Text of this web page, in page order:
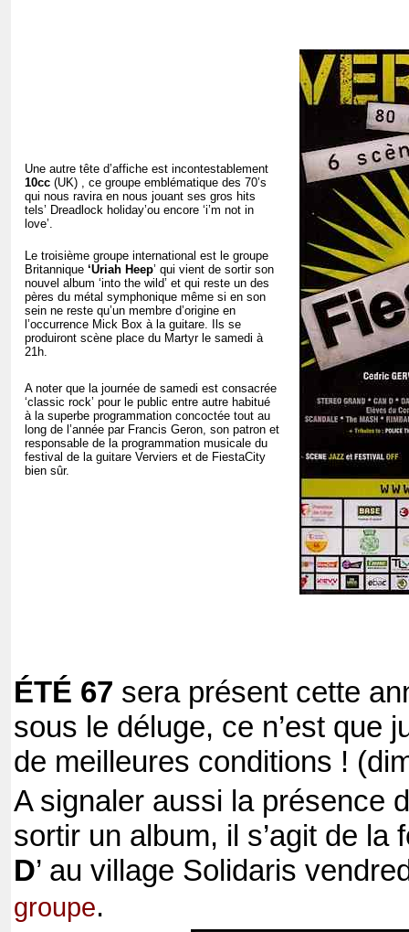
Une autre tête d’affiche est incontestablement
10cc (UK) , ce groupe emblématique des 70’s
qui nous ravira en nous jouant ses gros hits
tels’ Dreadlock holiday’ou encore ‘i’m not in
love’.
Le troisième groupe international est le groupe
Britannique ‘Uriah Heep’ qui vient de sortir son
nouvel album ‘into the wild’ et qui reste un des
pères du métal symphonique même si en son
sein ne reste qu’un membre d’origine en
l’occurrence Mick Box à la guitare. Ils se
produiront scène place du Martyr le samedi à
21h.
A noter que la journée de samedi est consacrée
‘classic rock’ pour le public entre autre habitué
à la superbe programmation concoctée tout au
long de l’année par Francis Geron, son patron et
responsable de la programmation musicale du
festival de la guitare Verviers et de FiestaCity
bien sûr.
ÉTÉ 67 sera présent cette
sous le déluge, ce n’est que
de meilleures conditions !
A signaler aussi la présence
sortir un album, il s’agit de la
D’ au village Solidaris
groupe.